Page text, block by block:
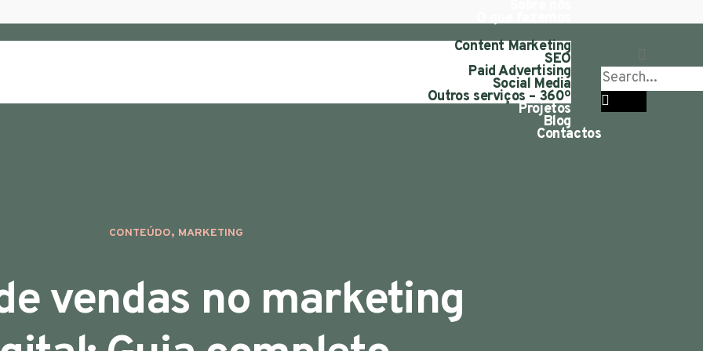
Content Marketing
SEO
Paid Advertising
Social Media
Outros serviços – 360º
Projetos
Blog
Contactos
CONTEÚDO, MARKETING
vendas no marketing